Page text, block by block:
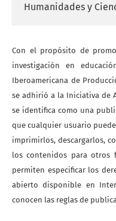
Humanidades y
Con el propósito de
investigación en
Iberoamericana de
se adhirió a la Iniciativa de
se identifica como una
que cualquier usuario
imprimirlos, descargarlos,
los contenidos para otros
permiten especificar los
abierto disponible en
conocen las reglas de